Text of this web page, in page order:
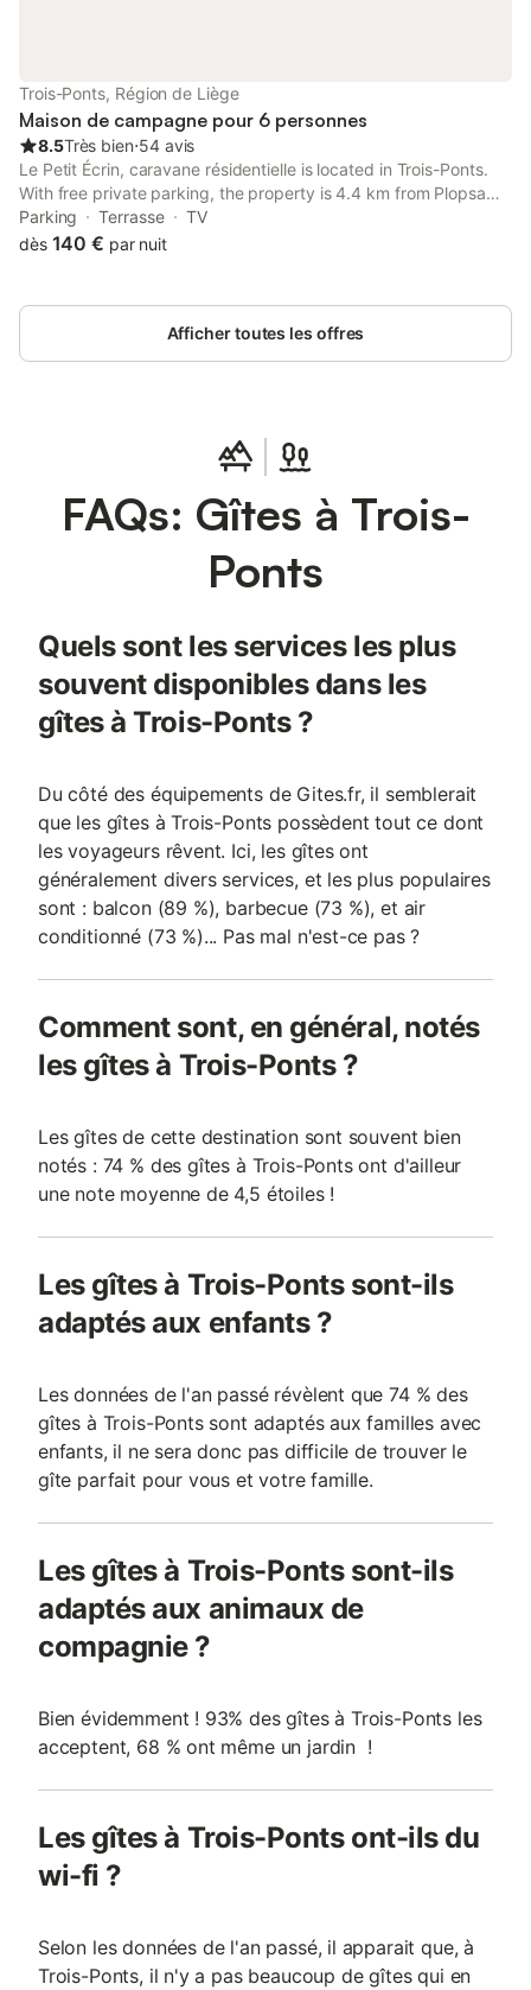
Trois-Ponts, Région de Liège
Maison de campagne pour 6 personnes
8.5Très bien⋅54 avis
Le Petit Écrin, caravane résidentielle is located in Trois-Ponts.
With free private parking, the property is 4.4 km from Plopsa
Coo and 16 km from Circuit Spa-Francorchamps.
Parking Terrasse
TV
dès 140 € par nuit
Afficher toutes les offres
FAQs: Gîtes à Trois-
Ponts
Quels sont les services les plus
souvent disponibles dans les
gîtes à Trois-Ponts ?
Du côté des équipements de Gites.fr, il semblerait
que les gîtes à Trois-Ponts possèdent tout ce dont
les voyageurs rêvent. Ici, les gîtes ont
généralement divers services, et les plus populaires
sont : balcon (89 %), barbecue (73 %), et air
conditionné (73 %)... Pas mal n'est-ce pas ?
Comment sont, en général, notés
les gîtes à Trois-Ponts ?
Les gîtes de cette destination sont souvent bien
notés : 74 % des gîtes à Trois-Ponts ont d'ailleur
une note moyenne de 4,5 étoiles !
Les gîtes à Trois-Ponts sont-ils
adaptés aux enfants ?
Les données de l'an passé révèlent que 74 % des
gîtes à Trois-Ponts sont adaptés aux familles avec
enfants, il ne sera donc pas difficile de trouver le
gîte parfait pour vous et votre famille.
Les gîtes à Trois-Ponts sont-ils
adaptés aux animaux de
compagnie ?
Bien évidemment ! 93% des gîtes à Trois-Ponts les
acceptent, 68 % ont même un jardin !
Les gîtes à Trois-Ponts ont-ils du
wi-fi ?
Selon les données de l'an passé, il apparait que, à
Trois-Ponts, il n'y a pas beaucoup de gîtes qui en